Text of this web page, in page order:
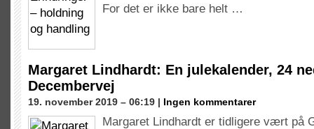
For det er ikke bare helt …
Margaret Lindhardt: En julekalender, 24
Decembervej
19. november 2019 – 06:19 | Ingen kommentarer
Margaret Lindhardt er tidligere vært på